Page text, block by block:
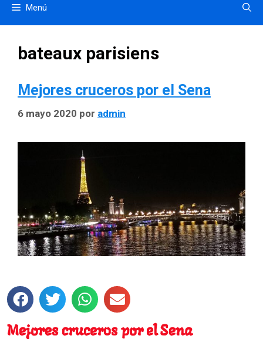
Menú
bateaux parisiens
Mejores cruceros por el Sena
6 mayo 2020 por admin
Mejores cruceros por el Sena